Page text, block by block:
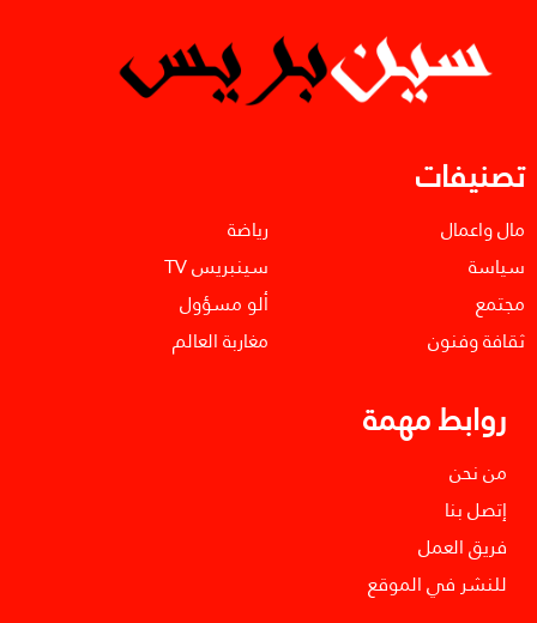
تصنيفات
مال واعمال
سياسة
مجتمع
ثقافة وفنون
رياضة
سينبريس TV
ألو مسؤول
مغاربة العالم
روابط مهمة
من نحن
إتصل بنا
فريق العمل
للنشر في الموقع